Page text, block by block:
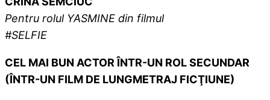
Pentru rolul YASMINE din filmul
#SELFIE
CEL MAI BUN ACTOR ÎNTR-UN ROL SECUNDAR
(ÎNTR-UN FILM DE LUNGMETRAJ FICŢIUNE)